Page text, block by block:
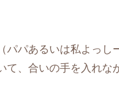
パパあるいは私よっし
て、合いの手を入れな